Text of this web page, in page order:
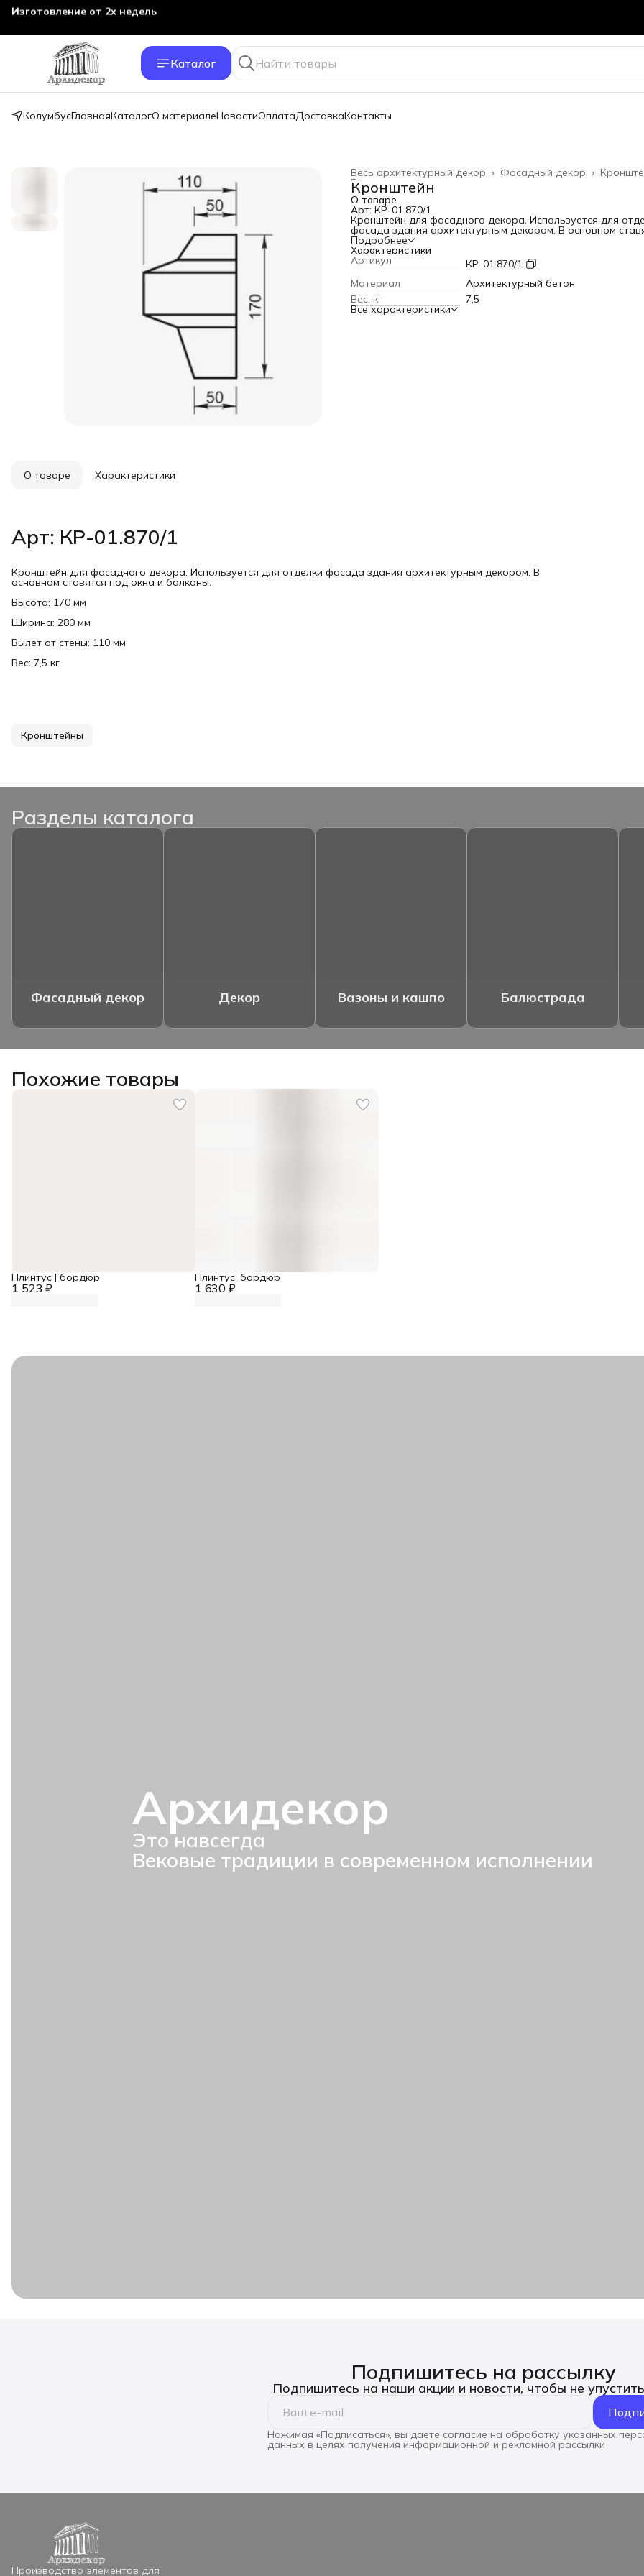
Изготовление от 2х недель
Каталог
КолумбусГлавнаяКаталогО материалеНовостиОплатаДоставкаКонтакты
Фасадный декор ›
Весь архитектурный декор ›
Главная ›
Кронштейн
О товаре
Арт: КР-01.870/1
Кронштейн для фасадного декора. Используется для
фасада здания архитектурным декором. В основном
под окна и балконы.
Высота: 170 мм
Ширина: 280 мм
Вылет от стены: 110 мм
Вес: 7,5 кг
Подробнее
Характеристики
Артикул
КР-01.870/1
Материал
Архитектурный бетон
Вес, кг
7,5
Все характеристики
О товаре Характеристики
Арт: КР-01.870/1
Кронштейн для фасадного декора. Используется для отделки фасада здания архитектурным декором. В
основном ставятся под окна и балконы.
Высота: 170 мм
Ширина: 280 мм
Вылет от стены: 110 мм
Вес: 7,5 кг
Кронштейны
Разделы каталога
Фасадный декор Декор Вазоны и кашпо Балюстрада
Похожие товары
1 523 ₽
Плинтус | бордюр
1 630 ₽
Плинтус, бордюр
Архидекор
Это навсегда
Вековые традиции в современном исполнении
Подпишитесь на рассылку
Подпишитесь на наши акции и новости, чтобы не
Нажимая «Подписаться», вы даете согласие на обработку указанных
данных в целях получения информационной и рекламной рассылки
Производство элементов для